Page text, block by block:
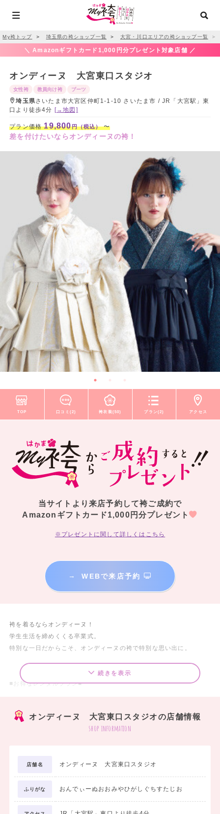
My袴トップ ＞ 埼玉県の袴ショップ一覧 ＞ 大宮・川口エリアの袴ショップ一覧 ＞
＼ Amazonギフトカード1,000円分プレゼント対象店舗 ／
オンディーヌ 大宮東口スタジオ
女性袴 教員向け袴 ブーツ
埼玉県さいたま市大宮区仲町1-1-10 さいたま市 / JR「大宮駅」東
口より徒歩4分 [→地図]
プラン価格19,800円（税込）〜
差を付けたいならオンディーヌの袴！
TOP 口コミ(2) 袴衣装(50) プラン(2) アクセス
当サイトより来店予約して袴ご成約で
Amazonギフトカード1,000円分プレゼント
※プレゼントに関して詳しくはこちら
→ WEBで来店予約
袴を着るならオンディーヌ！
学生生活を締めくくる卒業式。
特別な一日だからこそ、オンディーヌの袴で特別な思い出に。
■お得なレンタルプラン■
袴のご着用に必要なものが、まるっと揃ったセットです。
3. 長襦袢
4. 袴下
5. 重衿
続きを表示
オンディーヌ 大宮東口スタジオの店舗情報
shop information
店舗名 オンディーヌ 大宮東口スタジオ
ふりがな おんでぃーぬおおみやひがしぐちすたじお